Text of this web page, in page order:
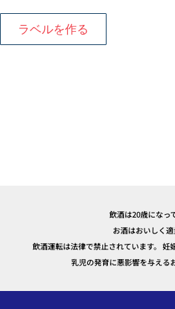
ラベルを作る
飲酒は20歳になっ
お酒はおいしく適
飲酒運転は法律で禁止されています。 妊
乳児の発育に悪影響を与える